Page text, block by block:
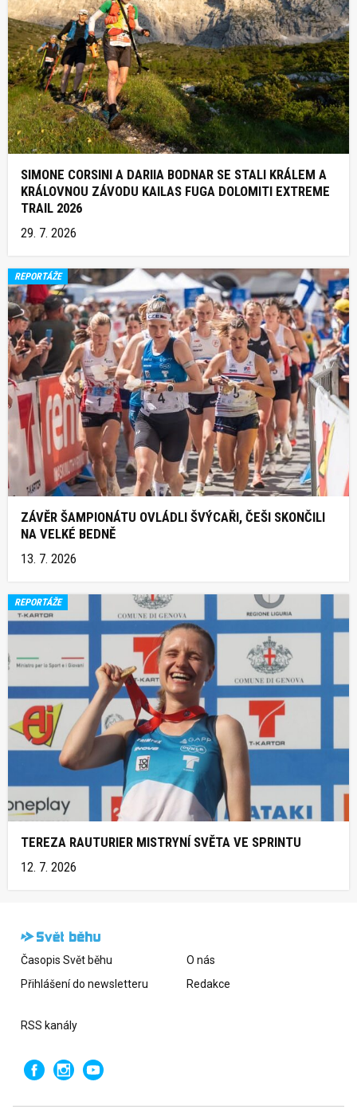
SIMONE CORSINI A DARIIA BODNAR SE STALI KRÁLEM A
KRÁLOVNOU ZÁVODU KAILAS FUGA DOLOMITI EXTREME
TRAIL 2026
29. 7. 2026
REPORTÁŽE
ZÁVĚR ŠAMPIONÁTU OVLÁDLI ŠVÝCAŘI, ČEŠI SKONČILI
NA VELKÉ BEDNĚ
13. 7. 2026
REPORTÁŽE
TEREZA RAUTURIER MISTRYNÍ SVĚTA VE SPRINTU
12. 7. 2026
Časopis Svět běhu
Přihlášení do newsletteru
O nás
Redakce
RSS kanály